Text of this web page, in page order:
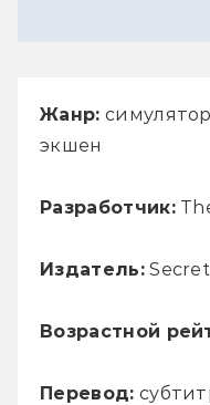
Жанр:
экшен
Разработчик:
Издатель:
Возрастной
Перевод: